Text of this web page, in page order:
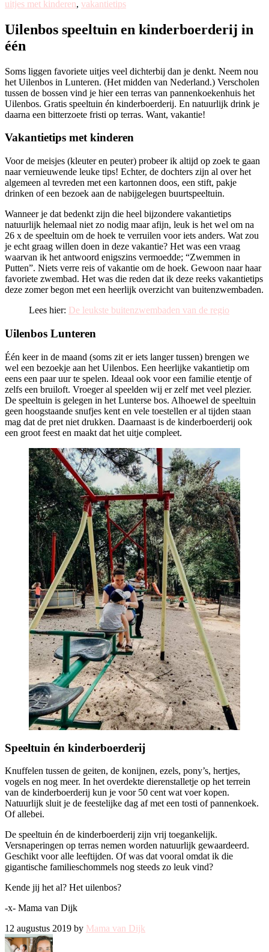
uitjes met kinderen, vakantietips
Uilenbos speeltuin en kinderboerderij in
één
Soms liggen favoriete uitjes veel dichterbij dan je denkt. Neem nou
het Uilenbos in Lunteren. (Het midden van Nederland.) Verscholen
tussen de bossen vind je hier een terras van pannenkoekenhuis het
Uilenbos. Gratis speeltuin én kinderboerderij. En natuurlijk drink je
daarna een bitterzoete fristi op terras. Want, vakantie!
Vakantietips met kinderen
Voor de meisjes (kleuter en peuter) probeer ik altijd op zoek te gaan
naar vernieuwende leuke tips! Echter, de dochters zijn al over het
algemeen al tevreden met een kartonnen doos, een stift, pakje
drinken of een bezoek aan de nabijgelegen buurtspeeltuin.
Wanneer je dat bedenkt zijn die heel bijzondere vakantietips
natuurlijk helemaal niet zo nodig maar afijn, leuk is het wel om na
26 x de speeltuin om de hoek te verruilen voor iets anders. Wat zou
je echt graag willen doen in deze vakantie? Het was een vraag
waarvan ik het antwoord enigszins vermoedde; “Zwemmen in
Putten”. Niets verre reis of vakantie om de hoek. Gewoon naar haar
favoriete zwembad. Het was die reden dat ik deze reeks vakantietips
deze zomer begon met een heerlijk overzicht van buitenzwembaden.
Lees hier: De leukste buitenzwembaden van de regio
Uilenbos Lunteren
Één keer in de maand (soms zit er iets langer tussen) brengen we
wel een bezoekje aan het Uilenbos. Een heerlijke vakantietip om
eens een paar uur te spelen. Ideaal ook voor een familie etentje of
zelfs een bruiloft. Vroeger al speelden wij er zelf met veel plezier.
De speeltuin is gelegen in het Lunterse bos. Alhoewel de speeltuin
geen hoogstaande snufjes kent en vele toestellen er al tijden staan
mag dat de pret niet drukken. Daarnaast is de kinderboerderij ook
een groot feest en maakt dat het uitje compleet.
Speeltuin én kinderboerderij
Knuffelen tussen de geiten, de konijnen, ezels, pony’s, hertjes,
vogels en nog meer. In het overdekte dierenstalletje op het terrein
van de kinderboerderij kun je voor 50 cent wat voer kopen.
Natuurlijk sluit je de feestelijke dag af met een tosti of pannenkoek.
Of allebei.
De speeltuin én de kinderboerderij zijn vrij toegankelijk.
Versnaperingen op terras nemen worden natuurlijk gewaardeerd.
Geschikt voor alle leeftijden. Of was dat vooral omdat ik die
gigantische familieschommels nog steeds zo leuk vind?
Kende jij het al? Het uilenbos?
-x- Mama van Dijk
12 augustus 2019 by Mama van Dijk